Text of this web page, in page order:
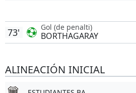
Gol (de penalti)
BORTHAGARAY
73'
ALINEACIÓN INICIAL